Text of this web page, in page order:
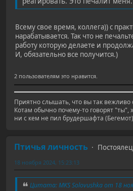
Всему свое время, коллега)) с
нарабатывается. Так что не
работу которую делаете и
И, обязательно все получится.)
2 пользователям это нравится.
Приятно слышать, что вы так вежливо
Котам обычно почему-то говорят "ты",
ни с кем не пил брудершафта (Бегемот)
Птичья личность
Постоялец
18 ноября 2024, 15:23:13
Цитата: MKS Solovushka от 18